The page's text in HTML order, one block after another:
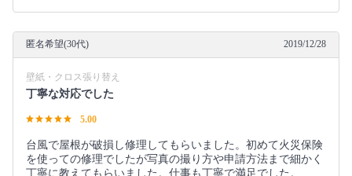
匿名希望(30代) 2019/12/28
壁紙・クロス張り替え
丁寧な対応でした
5.00
台風で屋根が破損し修理してもらいました。初めて火災保険
を使っての修理でしたが写真の撮り方や申請方法まで細かく
丁寧に教えてもらいました。仕事も丁寧で満足でした。